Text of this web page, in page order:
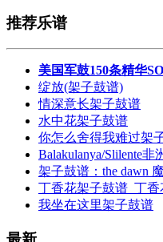
推荐乐谱
美国军鼓150条精华
绽放(架子鼓谱)
情深意长架子鼓谱
水中花架子鼓谱
你怎么舍得我难过架
Balakulanya/Slilente非
架子鼓谱：the dawn
丁香花架子鼓谱_丁
我坐在这里架子鼓谱